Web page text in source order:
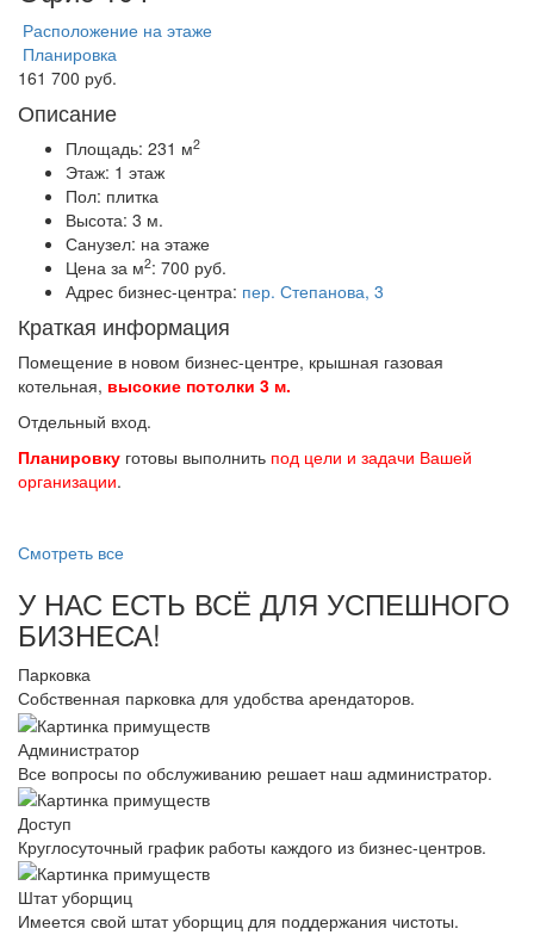
Расположение на этаже
Планировка
161 700 руб.
Описание
Площадь: 231 м2
Этаж: 1 этаж
Пол: плитка
Высота: 3 м.
Санузел: на этаже
Цена за м2: 700 руб.
Адрес бизнес-центра: пер. Степанова, 3
Краткая информация
Помещение в новом бизнес-центре, крышная газовая
котельная, высокие потолки 3 м.
Отдельный вход.
Планировку готовы выполнить под цели и задачи Вашей
организации.
Смотреть все
У НАС ЕСТЬ ВСЁ ДЛЯ УСПЕШНОГО
БИЗНЕСА!
Парковка
Собственная парковка для удобства арендаторов.
Администратор
Все вопросы по обслуживанию решает наш администратор.
Доступ
Круглосуточный график работы каждого из бизнес-центров.
Штат уборщиц
Имеется свой штат уборщиц для поддержания чистоты.